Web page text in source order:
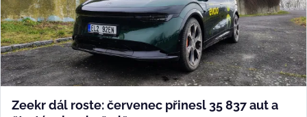
Zeekr dál roste: červenec přinesl 35 837 aut a